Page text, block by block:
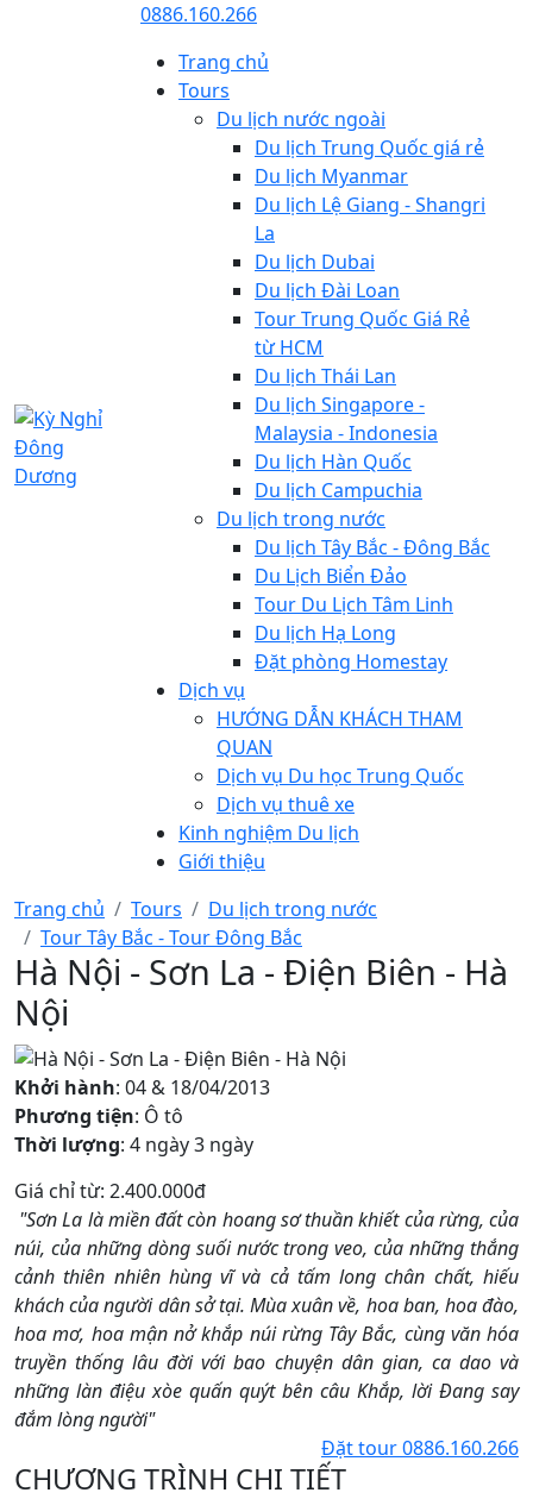
0886.160.266
Trang chủ
Tours
Du lịch nước ngoài
Du lịch Trung Quốc giá rẻ
Du lịch Myanmar
Du lịch Lệ Giang - Shangri
La
Du lịch Dubai
Du lịch Đài Loan
Tour Trung Quốc Giá Rẻ
từ HCM
Du lịch Thái Lan
Du lịch Singapore -
Malaysia - Indonesia
Du lịch Hàn Quốc
Du lịch Campuchia
Du lịch trong nước
Du lịch Tây Bắc - Đông Bắc
Du Lịch Biển Đảo
Tour Du Lịch Tâm Linh
Du lịch Hạ Long
Đặt phòng Homestay
Dịch vụ
HƯỚNG DẪN KHÁCH THAM
QUAN
Dịch vụ Du học Trung Quốc
Dịch vụ thuê xe
Kinh nghiệm Du lịch
Giới thiệu
Trang chủ
Tours
Du lịch trong nước
Tour Tây Bắc - Tour Đông Bắc
Hà Nội - Sơn La - Điện Biên - Hà
Nội
Khởi hành: 04 & 18/04/2013
Phương tiện: Ô tô
Thời lượng: 4 ngày 3 ngày
Giá chỉ từ: 2.400.000đ
"Sơn La là miền đất còn hoang sơ thuần khiết của rừng, của
núi, của những dòng suối nước trong veo, của những thắng
cảnh thiên nhiên hùng vĩ và cả tấm long chân chất, hiếu
khách của người dân sở tại. Mùa xuân về, hoa ban, hoa đào,
hoa mơ, hoa mận nở khắp núi rừng Tây Bắc, cùng văn hóa
truyền thống lâu đời với bao chuyện dân gian, ca dao và
những làn điệu xòe quấn quýt bên câu Khắp, lời Đang say
đắm lòng người"
Đặt tour0886.160.266
CHƯƠNG TRÌNH CHI TIẾT